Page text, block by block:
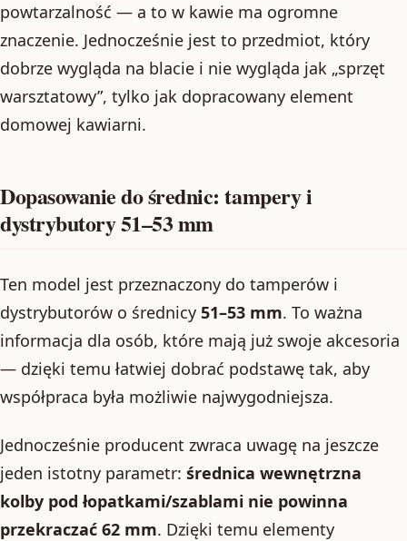
powtarzalność — a to w kawie ma ogromne
znaczenie. Jednocześnie jest to przedmiot, który
dobrze wygląda na blacie i nie wygląda jak „sprzęt
warsztatowy”, tylko jak dopracowany element
domowej kawiarni.
Dopasowanie do średnic: tampery i
dystrybutory 51–53 mm
Ten model jest przeznaczony do tamperów i
dystrybutorów o średnicy 51–53 mm. To ważna
informacja dla osób, które mają już swoje akcesoria
— dzięki temu łatwiej dobrać podstawę tak, aby
współpraca była możliwie najwygodniejsza.
Jednocześnie producent zwraca uwagę na jeszcze
jeden istotny parametr: średnica wewnętrzna
kolby pod łopatkami/szablami nie powinna
przekraczać 62 mm. Dzięki temu elementy